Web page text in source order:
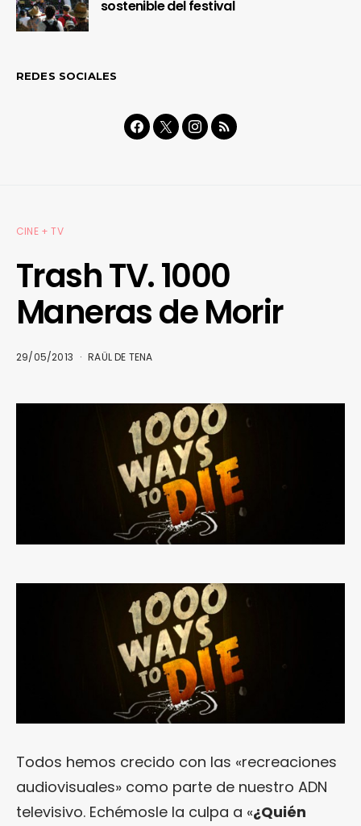
sostenible del festival
REDES SOCIALES
CINE + TV
Trash TV. 1000
Maneras de Morir
29/05/2013 RAÜL DE TENA
Todos hemos crecido con las «recreaciones
audiovisuales» como parte de nuestro ADN
televisivo. Echémosle la culpa a «¿Quién